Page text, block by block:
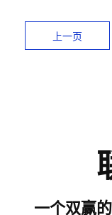
上一页
一个双赢